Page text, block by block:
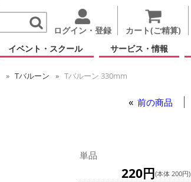
ログイン・登録 カート(ご精算)
イベント・スクール サービス・情報
Tバルーン
Tバルーン 330mm
前の商品
単品
220円(本体 200円)